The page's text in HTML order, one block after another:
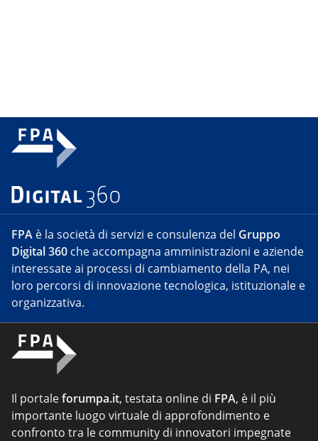
FPA è la società di servizi e consulenza del Gruppo
Digital 360 che accompagna amministrazioni e aziende
interessate ai processi di cambiamento della PA, nei
loro percorsi di innovazione tecnologica, istituzionale e
organizzativa.
Il portaleforumpa.it, testata online di FPA, è il più
importante luogo virtuale di approfondimento e
confronto tra le community di innovatori impegnate